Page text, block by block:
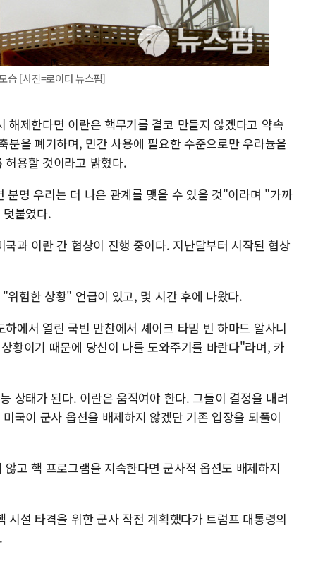
습 [사진=로이터 뉴스핌]
해제한다면 이란은 핵무기를 결코 만들지 않겠다고 약속
을 폐기하며, 민간 사용에 필요한 수준으로만 우라늄을
용할 것이라고 밝혔다.
명 우리는 더 나은 관계를 맺을 수 있을 것"이라며 "가까
붙였다.
과 이란 간 협상이 진행 중이다. 지난달부터 시작된 협상
험한 상황" 언급이 있고, 몇 시간 후에 나왔다.
에서 열린 국빈 만찬에서 셰이크 타밈 빈 하마드 알사니
황이기 때문에 당신이 나를 도와주기를 바란다"라며, 카
상태가 된다. 이란은 움직여야 한다. 그들이 결정을 내려
국이 군사 옵션을 배제하지 않겠단 기존 입장을 되풀이
고 핵 프로그램을 지속한다면 군사적 옵션도 배제하지
설 타격을 위한 군사 작전 계획했다가 트럼프 대통령의